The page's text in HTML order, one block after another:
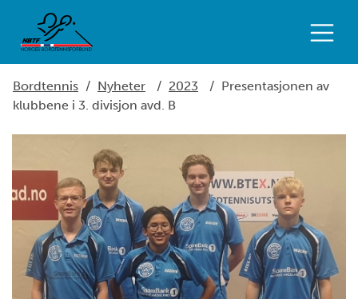
Bordtennis / Nyheter / 2023 / Presentasjonen av
klubbene i 3. divisjon avd. B